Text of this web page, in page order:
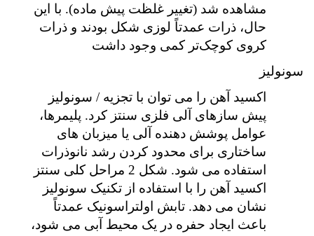
مشاهده شد (تغییر غلظت پیش ماده). با این
حال، ذرات عمدتاً لوزی شکل بودند و ذرات
کروی کوچک‌تر کمی وجود داشت
سونولیز
اکسید آهن را می توان با تجزیه / سونولیز
پیش سازهای آلی فلزی سنتز کرد. پلیمرها،
عوامل پوشش دهنده آلی یا میزبان های
ساختاری برای محدود کردن رشد نانوذرات
استفاده می شود. شکل 2 مراحل کلی سنتز
اکسید آهن را با استفاده از تکنیک سونولیز
نشان می دهد. تابش اولتراسونیک عمدتاً
باعث ایجاد حفره در یک محیط آبی می شود،